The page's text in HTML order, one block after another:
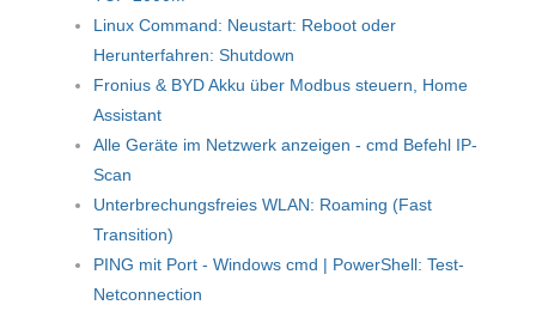
Linux Command: Neustart: Reboot oder
Herunterfahren: Shutdown
Fronius & BYD Akku über Modbus steuern, Home
Assistant
Alle Geräte im Netzwerk anzeigen - cmd Befehl IP-
Scan
Unterbrechungsfreies WLAN: Roaming (Fast
Transition)
PING mit Port - Windows cmd | PowerShell: Test-
Netconnection